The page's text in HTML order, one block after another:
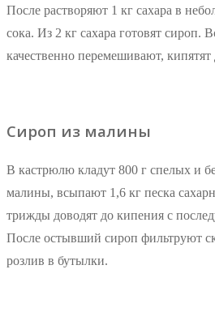
После растворяют 1 кг сахара в
сока. Из 2 кг сахара готовят сироп.
качественно перемешивают, кипятят
Сироп из малины
В кастрюлю кладут 800 г спелых и
малины, всыпают 1,6 кг песка
трижды доводят до кипения с
После остывший сироп фильтруют
розлив в бутылки.